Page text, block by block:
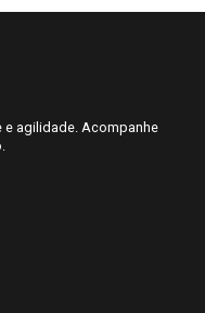
agilidade. Acompanhe